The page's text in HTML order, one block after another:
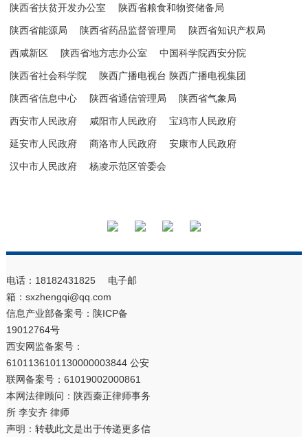
陕西省扶贫开发办公室 陕西省粮食和物资储备局
陕西省能源局 陕西省药品监督管理局 陕西省知识产权局
西咸新区 陕西省地方志办公室 中国科学院西安分院
陕西省社会科学院 陕西广播电视台 陕西广播电视集团
陕西省信息中心 陕西省通信管理局 陕西省气象局
西安市人民政府 咸阳市人民政府 宝鸡市人民政府
延安市人民政府 商洛市人民政府 安康市人民政府
汉中市人民政府 杨凌示范区管委会
电话：18182431825 电子邮
箱：sxzhengqi@qq.com
信息产业部备案号： 陕ICP备
19012764号
西安网监备案号：
6101136101130000003844 公安
联网备案号：61019002000861
本网法律顾问：陕西秦正律师事务
所 李安齐 律师
声明：转载此文是出于传递更多信